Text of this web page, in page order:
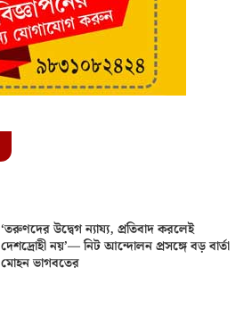
‘তরুণদের উদ্বেগ ন্যায্য, প্রতিবাদ করলেই
দেশদ্রোহী নয়’— নিট আন্দোলন প্রসঙ্গে বড় বার্তা
মোহন ভাগবতের